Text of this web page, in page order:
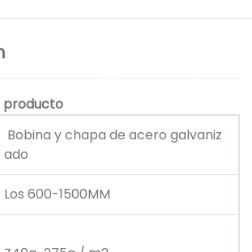
producto
Bobina y chapa de acero galvaniz
ado
Los 600-1500MM